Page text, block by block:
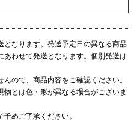
なります。発送予定日の異なる商品
あわせて発送となります。個別発送は
ので、商品内容をご確認ください。
とは色・形が異なる場合がございま
めご了承ください。